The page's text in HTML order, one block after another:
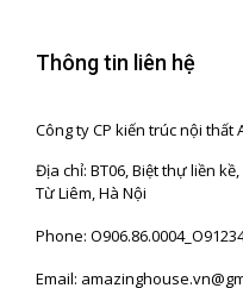
Thông tin liên hệ
Công ty CP kiến trúc nội thất
Địa chỉ: BT06, Biệt thự liền
Từ Liêm, Hà Nội
Phone:
Email: